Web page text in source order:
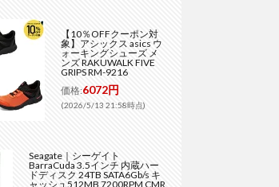
【10％OFFクーポン対
象】アシックス asics ウ
ォーキングシューズ メ
ンズ RAKUWALK FIVE
GRIPS RM-9216
価格:6072円
(2026/5/13 21:58時点)
Seagate｜シーゲイト
BarraCuda 3.5インチ 内蔵ハー
ドディスク 24TB SATA6Gb/s キ
ャッシュ512MB 7200RPM CMR